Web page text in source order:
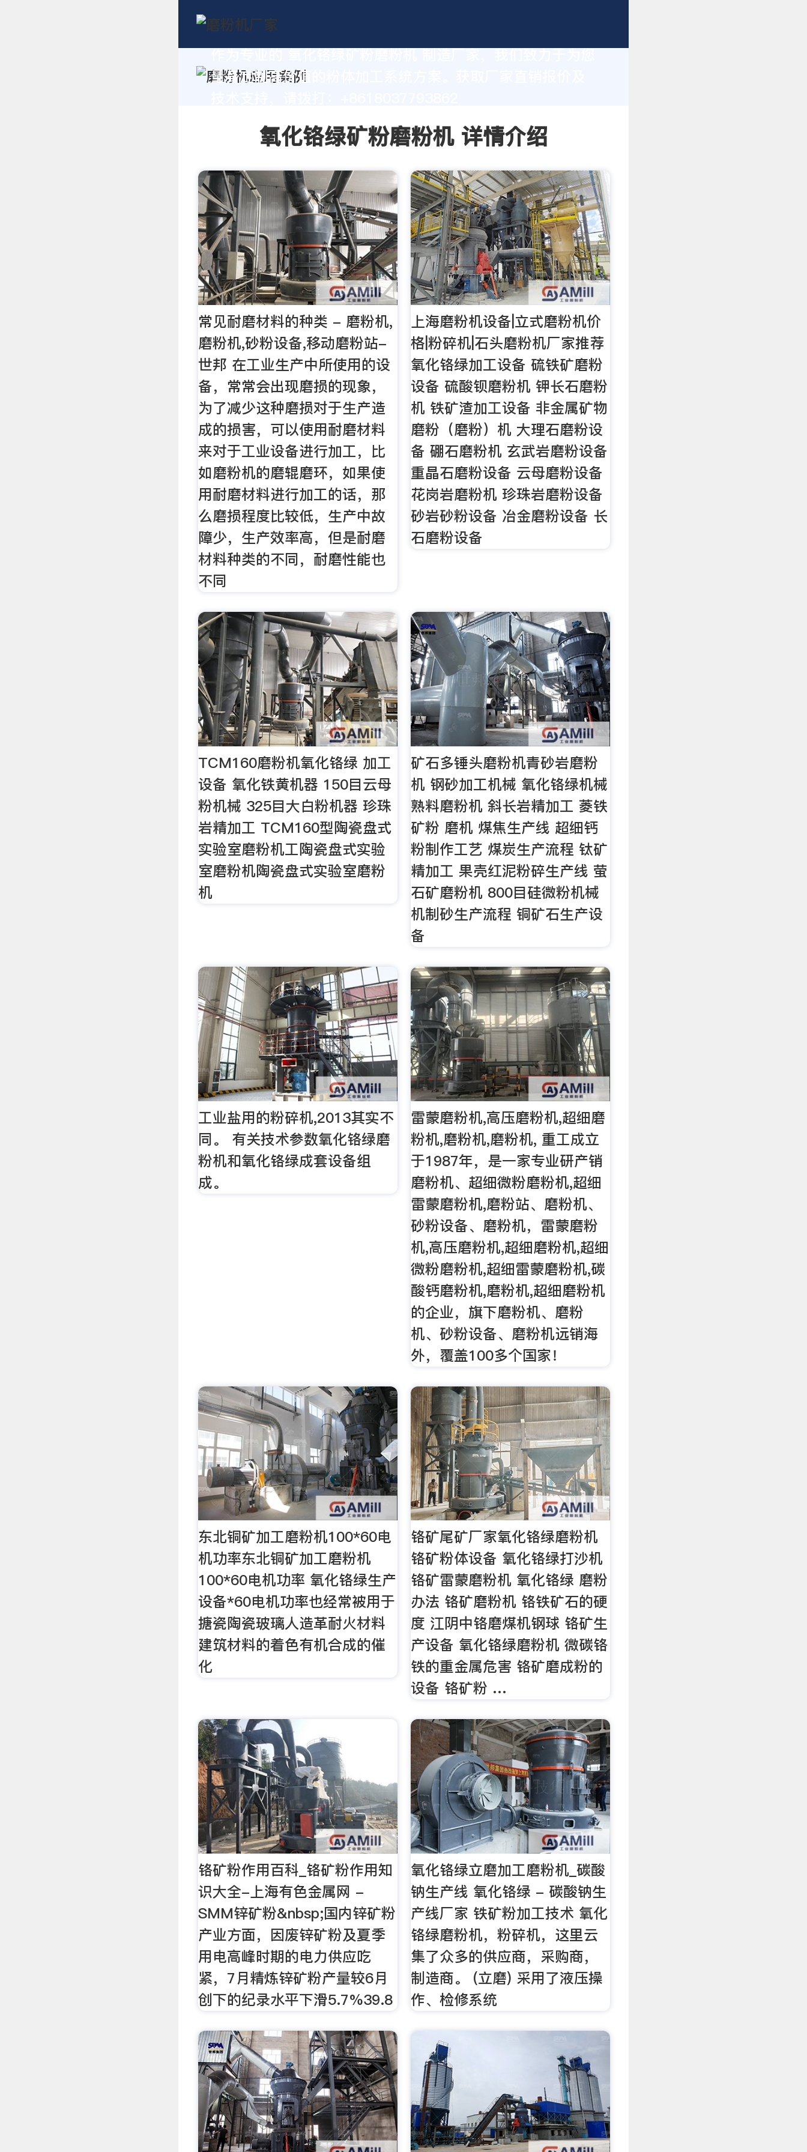
量身定制高价值的粉体加工系统方案。获取厂家直销报价及
氧化铬绿矿粉磨粉机 详情介绍
常见耐磨材料的种类 - 磨粉机,
磨粉机,砂粉设备,移动磨粉站-
世邦 在工业生产中所使用的设
备，常常会出现磨损的现象，
为了减少这种磨损对于生产造
成的损害，可以使用耐磨材料
来对于工业设备进行加工，比
如磨粉机的磨辊磨环，如果使
用耐磨材料进行加工的话，那
么磨损程度比较低，生产中故
障少，生产效率高，但是耐磨
材料种类的不同，耐磨性能也
不同
上海磨粉机设备|立式磨粉机价
格|粉碎机|石头磨粉机厂家推荐
氧化铬绿加工设备 硫铁矿磨粉
设备 硫酸钡磨粉机 钾长石磨粉
机 铁矿渣加工设备 非金属矿物
磨粉（磨粉）机 大理石磨粉设
备 硼石磨粉机 玄武岩磨粉设备
重晶石磨粉设备 云母磨粉设备
花岗岩磨粉机 珍珠岩磨粉设备
砂岩砂粉设备 冶金磨粉设备 长
石磨粉设备
TCM160磨粉机氧化铬绿 加工
设备 氧化铁黄机器 150目云母
粉机械 325目大白粉机器 珍珠
岩精加工 TCM160型陶瓷盘式
实验室磨粉机工陶瓷盘式实验
室磨粉机陶瓷盘式实验室磨粉
机
矿石多锤头磨粉机青砂岩磨粉
机 钢砂加工机械 氧化铬绿机械
熟料磨粉机 斜长岩精加工 菱铁
矿粉 磨机 煤焦生产线 超细钙
粉制作工艺 煤炭生产流程 钛矿
精加工 果壳红泥粉碎生产线 萤
石矿磨粉机 800目硅微粉机械
机制砂生产流程 铜矿石生产设
备
工业盐用的粉碎机,2013其实不
同。 有关技术参数氧化铬绿磨
粉机和氧化铬绿成套设备组
成。
雷蒙磨粉机,高压磨粉机,超细磨
粉机,磨粉机,磨粉机, 重工成立
于1987年，是一家专业研产销
磨粉机、超细微粉磨粉机,超细
雷蒙磨粉机,磨粉站、磨粉机、
砂粉设备、磨粉机，雷蒙磨粉
机,高压磨粉机,超细磨粉机,超细
微粉磨粉机,超细雷蒙磨粉机,碳
酸钙磨粉机,磨粉机,超细磨粉机
的企业，旗下磨粉机、磨粉
机、砂粉设备、磨粉机远销海
外，覆盖100多个国家！
东北铜矿加工磨粉机100*60电
机功率东北铜矿加工磨粉机
100*60电机功率 氧化铬绿生产
设备*60电机功率也经常被用于
搪瓷陶瓷玻璃人造革耐火材料
建筑材料的着色有机合成的催
化
铬矿尾矿厂家氧化铬绿磨粉机
铬矿粉体设备 氧化铬绿打沙机
铬矿雷蒙磨粉机 氧化铬绿 磨粉
办法 铬矿磨粉机 铬铁矿石的硬
度 江阴中铬磨煤机钢球 铬矿生
产设备 氧化铬绿磨粉机 微碳铬
铁的重金属危害 铬矿磨成粉的
设备 铬矿粉 …
铬矿粉作用百科_铬矿粉作用知
识大全-上海有色金属网 -
SMM锌矿粉&nbsp;国内锌矿粉
产业方面，因废锌矿粉及夏季
用电高峰时期的电力供应吃
紧，7月精炼锌矿粉产量较6月
创下的纪录水平下滑5.7%39.8
氧化铬绿立磨加工磨粉机_碳酸
钠生产线 氧化铬绿 - 碳酸钠生
产线厂家 铁矿粉加工技术 氧化
铬绿磨粉机，粉碎机，这里云
集了众多的供应商，采购商，
制造商。 (立磨) 采用了液压操
作、检修系统